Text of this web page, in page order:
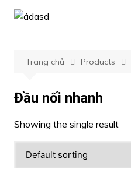
Chuyển
đến
Trang chủ Products
Đầu nối nhanh
Showing the single result